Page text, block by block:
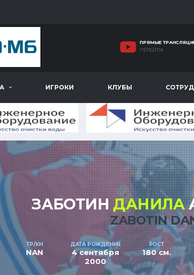
ПРЯМЫЕ
ПЕРЕЙТИ
ИГРОКИ КЛУБЫ
ЗАБОТИН ДАНИЛА
ZABOTIN
ТР/КН
NAN
ДАТА РОЖДЕНИЯ
4 сентября
2000
РОСТ
180 см.